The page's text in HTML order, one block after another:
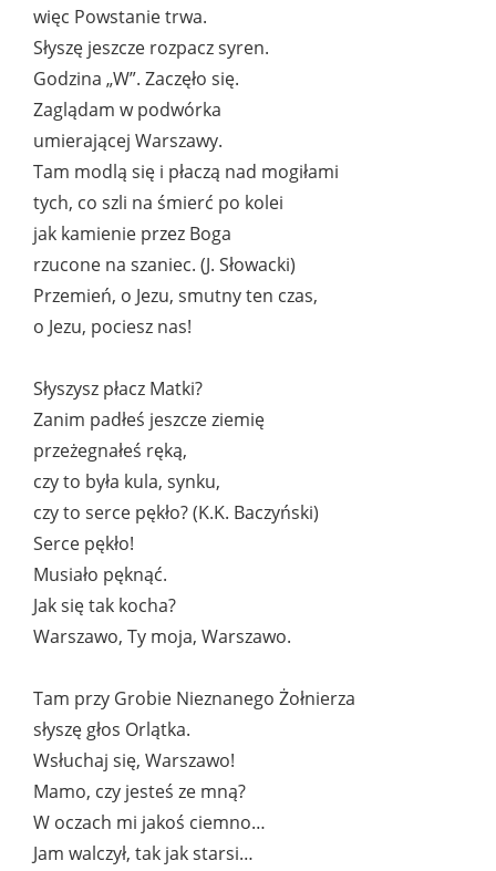
więc Powstanie trwa.
Słyszę jeszcze rozpacz syren.
Godzina „W”. Zaczęło się.
Zaglądam w podwórka
umierającej Warszawy.
Tam modlą się i płaczą nad mogiłami
tych, co szli na śmierć po kolei
jak kamienie przez Boga
rzucone na szaniec. (J. Słowacki)
Przemień, o Jezu, smutny ten czas,
o Jezu, pociesz nas!
Słyszysz płacz Matki?
Zanim padłeś jeszcze ziemię
przeżegnałeś ręką,
czy to była kula, synku,
czy to serce pękło? (K.K. Baczyński)
Serce pękło!
Musiało pęknąć.
Jak się tak kocha?
Warszawo, Ty moja, Warszawo.
Tam przy Grobie Nieznanego Żołnierza
słyszę głos Orlątka.
Wsłuchaj się, Warszawo!
Mamo, czy jesteś ze mną?
W oczach mi jakoś ciemno…
Jam walczył, tak jak starsi…